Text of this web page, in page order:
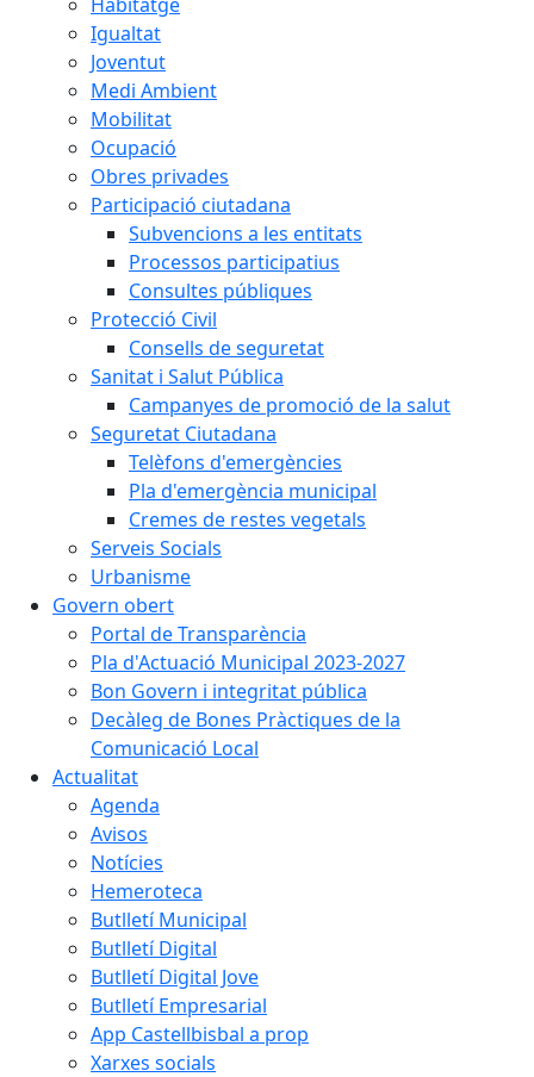
Igualtat
Joventut
Medi Ambient
Mobilitat
Ocupació
Obres privades
Participació ciutadana
Subvencions a les entitats
Processos participatius
Consultes públiques
Protecció Civil
Consells de seguretat
Sanitat i Salut Pública
Campanyes de promoció de la salut
Seguretat Ciutadana
Telèfons d'emergències
Pla d'emergència municipal
Cremes de restes vegetals
Serveis Socials
Urbanisme
Govern obert
Portal de Transparència
Pla d'Actuació Municipal 2023-2027
Bon Govern i integritat pública
Decàleg de Bones Pràctiques de la
Comunicació Local
Actualitat
Agenda
Avisos
Notícies
Hemeroteca
Butlletí Municipal
Butlletí Digital
Butlletí Digital Jove
Butlletí Empresarial
App Castellbisbal a prop
Xarxes socials